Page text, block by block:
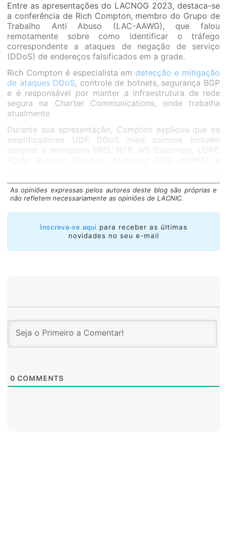
Entre as apresentações do LACNOG 2023, destaca-se
a conferência de Rich Compton, membro do Grupo de
Trabalho Anti Abuso (LAC-AAWG), que falou
remotamente sobre como identificar o tráfego
correspondente a ataques de negação de serviço
(DDoS) de endereços falsificados em a grade.
Rich Compton é especialista em detecção e mitigação
de ataques DDoS, controle de botnets, segurança BGP
e é responsável por manter a infraestrutura de rede
segura na Charter Communications, onde trabalha
atualmente.
Durante sua apresentação, Compton explicou que os
amplificadores UDP DDoS mais comuns incluem
ataques a servidores DNS, NTP, WS-Discovery, LDAP,
e PSH e RST também foram vistos.
As opiniões expressas pelos autores deste blog são próprias e
não refletem necessariamente as opiniões de LACNIC.
Inscreva-se aqui para receber as últimas
novidades no seu e-mail
0 COMMENTS